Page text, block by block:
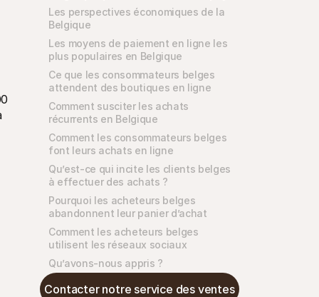
Les perspectives économiques de la
Belgique
Les moyens de paiement en ligne les
plus populaires en Belgique
Ce que les consommateurs belges
attendent des boutiques en ligne
Comment susciter les achats
récurrents en Belgique
Comment les consommateurs belges
font leurs achats en ligne
Qu’est-ce qui incite les clients belges
à effectuer des achats ?
Pourquoi les acheteurs belges
abandonnent leur panier d’achat
Comment les acheteurs belges
utilisent les réseaux sociaux
Qu’avons-nous appris ?
Contacter notre service des ventes